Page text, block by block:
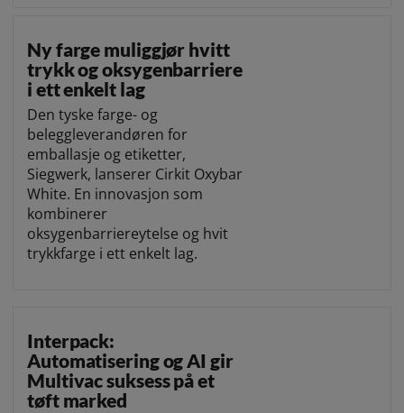
Ny farge muliggjør hvitt
trykk og oksygenbarriere
i ett enkelt lag
Den tyske farge- og
beleggleverandøren for
emballasje og etiketter,
Siegwerk, lanserer Cirkit Oxybar
White. En innovasjon som
kombinerer
oksygenbarriereytelse og hvit
trykkfarge i ett enkelt lag.
Interpack:
Automatisering og AI gir
Multivac suksess på et
tøft marked